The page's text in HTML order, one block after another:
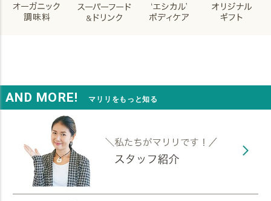
AND MORE! マリリをもっと知る